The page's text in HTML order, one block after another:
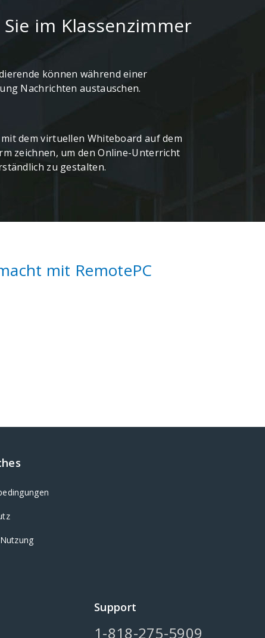
im Klassenzimmer
können während einer
Nachrichten austauschen.
dem virtuellen Whiteboard auf dem
zeichnen, um den Online-Unterricht
zu gestalten.
mit RemotePC
Support
1-818-275-5909